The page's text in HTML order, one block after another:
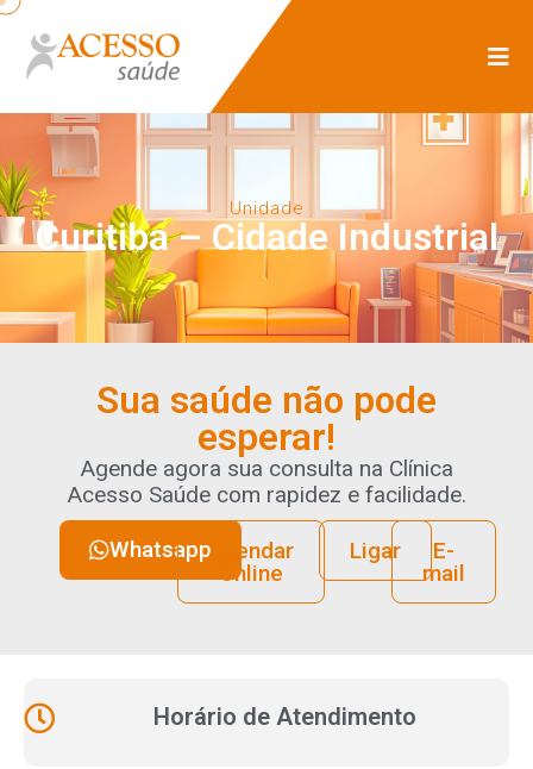
Unidade
Curitiba – Cidade Industrial
Sua saúde não pode
esperar!
Agende agora sua consulta na Clínica
Acesso Saúde com rapidez e facilidade.
WhatsappAgendar
Online
Ligar
E-
mail
Horário de Atendimento